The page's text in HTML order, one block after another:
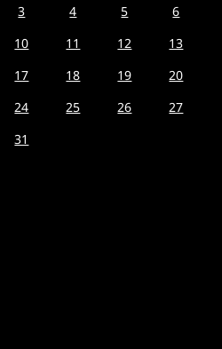
3 4 5
6
10 11 12
13
17 18 19
20
24 25 26
27
31